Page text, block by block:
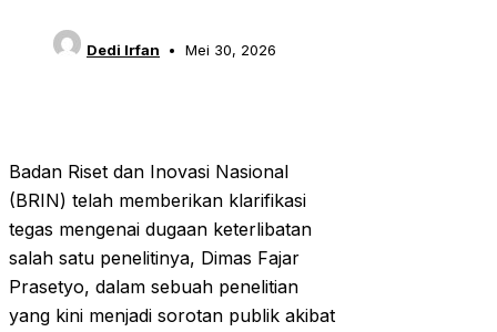
Dedi Irfan Mei 30, 2026
Badan Riset dan Inovasi Nasional
(BRIN) telah memberikan klarifikasi
tegas mengenai dugaan keterlibatan
salah satu penelitinya, Dimas Fajar
Prasetyo, dalam sebuah penelitian
yang kini menjadi sorotan publik akibat